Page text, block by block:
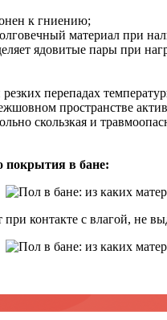
к гниению;
материал при
ядовитые пары при
перепадах
пространстве
скользкая и
покрытия в бане:
контакте с влагой, не